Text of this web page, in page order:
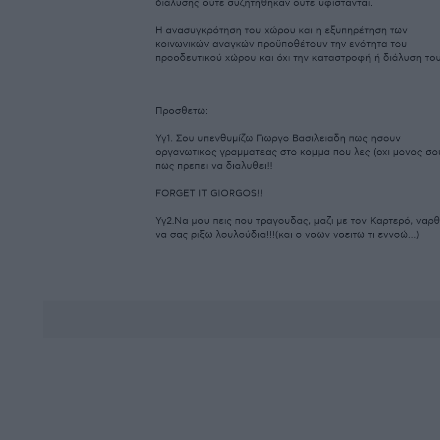
διάλυσης ούτε συζητήθηκαν ούτε υφίστανται.
Η ανασυγκρότηση του χώρου και η εξυπηρέτηση των
κοινωνικών αναγκών προϋποθέτουν την ενότητα του
προοδευτικού χώρου και όχι την καταστροφή ή διάλυση
Προσθετω:
Υγ1. Σου υπενθυμίζω Γιωργο Βασιλειαδη πως ησουν
οργανωτικος γραμματεας στο κομμα που λες (οχι μονος
πως πρεπει να διαλυθει!!
FORGET IT GIORGOS!!
Υγ2.Να μου πεις που τραγουδας, μαζι με τον Καρτερό,
να σας ριξω λουλούδια!!!(και ο νοων νοειτω τι εννοώ…)